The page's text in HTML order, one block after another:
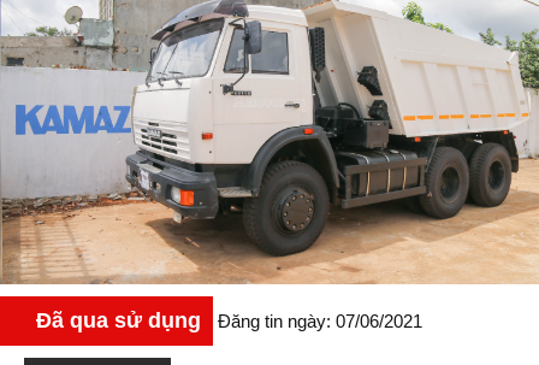
Đã qua sử dụng Đăng tin ngày: 07/06/2021